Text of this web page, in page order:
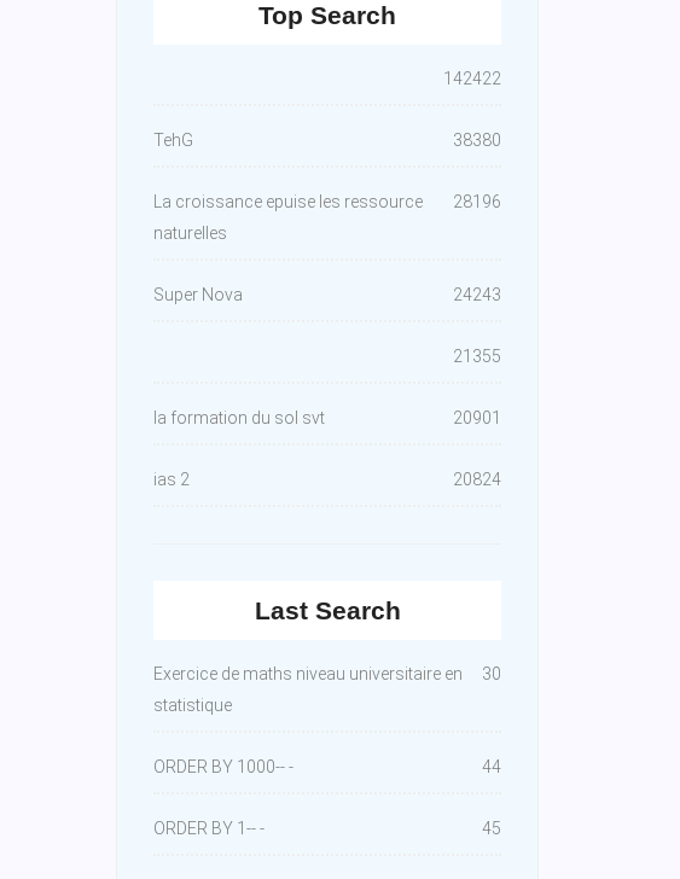
Top Search
142422
TehG 38380
La croissance epuise les ressource
naturelles
28196
Super Nova 24243
21355
la formation du sol svt 20901
ias 2 20824
Last Search
Exercice de maths niveau universitaire en
statistique
30
ORDER BY 1000-- - 44
ORDER BY 1-- - 45